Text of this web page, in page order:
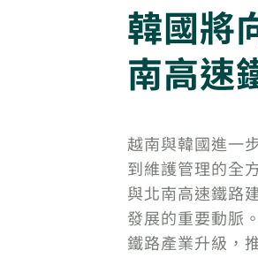
韓國將
南高速
越南與韓國進一
到維護管理的全
與北南高速鐵路
發展的重要動脈
鐵路產業升級，